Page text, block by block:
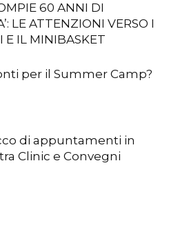
60 ANNI DI
LE ATTENZIONI VERSO I
E IL MINIBASKET
per il Summer Camp?
di appuntamenti in
Clinic e Convegni